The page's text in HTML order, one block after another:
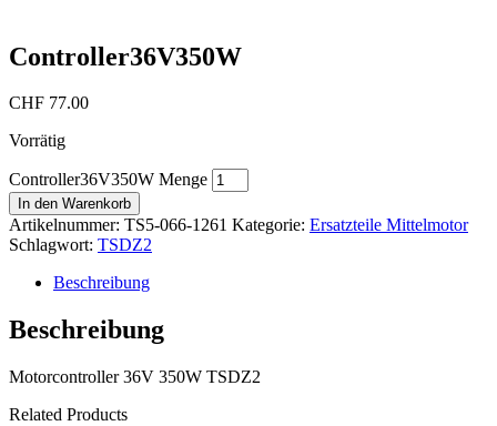
Controller36V350W
CHF 77.00
Vorrätig
Controller36V350W Menge
In den Warenkorb
Artikelnummer: TS5-066-1261 Kategorie: Ersatzteile Mittelmotor
Schlagwort: TSDZ2
Beschreibung
Beschreibung
Motorcontroller 36V 350W TSDZ2
Related Products